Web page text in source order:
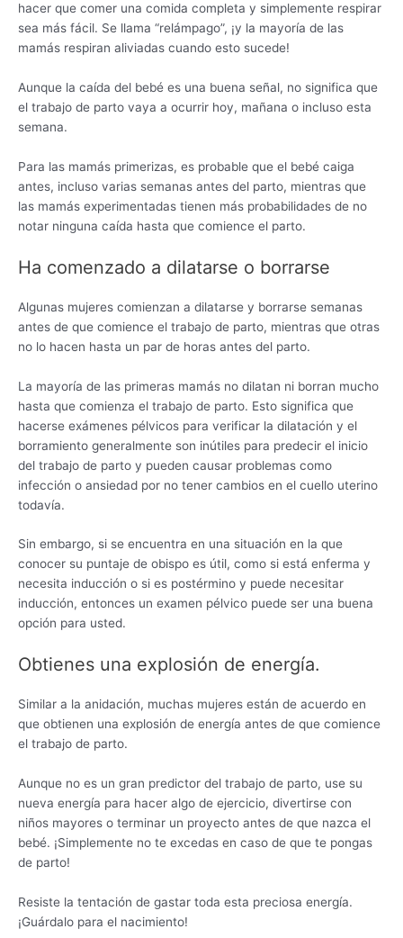
hacer que comer una comida completa y simplemente respirar
sea más fácil. Se llama “relámpago”, ¡y la mayoría de las
mamás respiran aliviadas cuando esto sucede!
Aunque la caída del bebé es una buena señal, no significa que
el trabajo de parto vaya a ocurrir hoy, mañana o incluso esta
semana.
Para las mamás primerizas, es probable que el bebé caiga
antes, incluso varias semanas antes del parto, mientras que
las mamás experimentadas tienen más probabilidades de no
notar ninguna caída hasta que comience el parto.
Ha comenzado a dilatarse o borrarse
Algunas mujeres comienzan a dilatarse y borrarse semanas
antes de que comience el trabajo de parto, mientras que otras
no lo hacen hasta un par de horas antes del parto.
La mayoría de las primeras mamás no dilatan ni borran mucho
hasta que comienza el trabajo de parto. Esto significa que
hacerse exámenes pélvicos para verificar la dilatación y el
borramiento generalmente son inútiles para predecir el inicio
del trabajo de parto y pueden causar problemas como
infección o ansiedad por no tener cambios en el cuello uterino
todavía.
Sin embargo, si se encuentra en una situación en la que
conocer su puntaje de obispo es útil, como si está enferma y
necesita inducción o si es postérmino y puede necesitar
inducción, entonces un examen pélvico puede ser una buena
opción para usted.
Obtienes una explosión de energía.
Similar a la anidación, muchas mujeres están de acuerdo en
que obtienen una explosión de energía antes de que comience
el trabajo de parto.
Aunque no es un gran predictor del trabajo de parto, use su
nueva energía para hacer algo de ejercicio, divertirse con
niños mayores o terminar un proyecto antes de que nazca el
bebé. ¡Simplemente no te excedas en caso de que te pongas
de parto!
Resiste la tentación de gastar toda esta preciosa energía.
¡Guárdalo para el nacimiento!